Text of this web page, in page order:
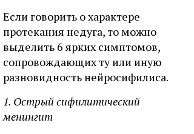
Если говорить о характере
протекания недуга, то можно
выделить 6 ярких симптомов,
сопровождающих ту или иную
разновидность нейросифилиса.
1. Острый сифилитический
менингит